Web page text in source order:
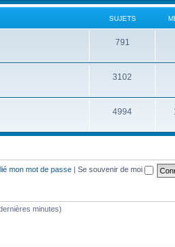
SUJETS
791
3102
4994
mon mot de passe Se souvenir de moi
minutes)